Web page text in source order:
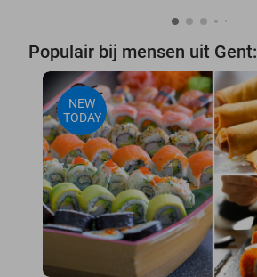
Populair bij mensen uit Gent:
NEW
TODAY